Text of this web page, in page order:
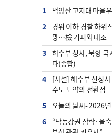
1
백양산 고지대 마을
2
경위 이하 경찰 하위
망…檢 기피와 대조
3
해수부 청사, 북항 국
다(종합)
4
[사설] 해수부 신청
수도 도약의 전환점
5
오늘의 날씨- 2026년
6
“낙동강권 삼락·을
부산 관광 키우자”